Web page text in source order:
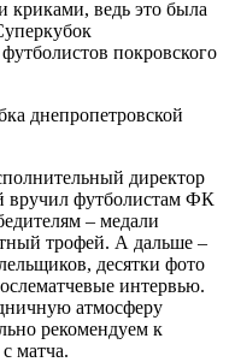
криками, ведь это была
покровского
директор
вручил футболистам ФК
– медали
трофей. А дальше –
десятки фото
интервью.
атмосферу
рекомендуем к
матча.